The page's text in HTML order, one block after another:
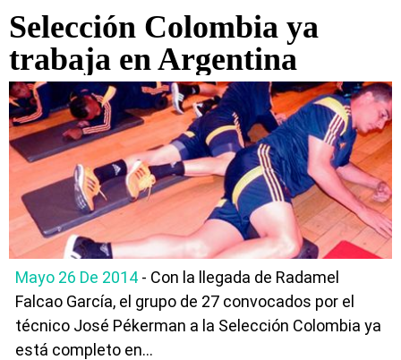
Selección Colombia ya
trabaja en Argentina
Mayo 26 De 2014 - Con la llegada de Radamel
Falcao García, el grupo de 27 convocados por el
técnico José Pékerman a la Selección Colombia ya
está completo en...